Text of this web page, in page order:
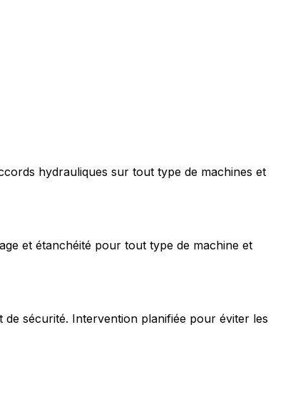
hydrauliques sur tout type de machines et
et étanchéité pour tout type de machine et
sécurité. Intervention planifiée pour éviter les